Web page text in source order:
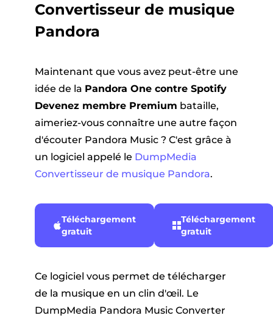
Convertisseur de musique
Pandora
Maintenant que vous avez peut-être une
idée de la Pandora One contre Spotify
Devenez membre Premium bataille,
aimeriez-vous connaître une autre façon
d'écouter Pandora Music ? C'est grâce à
un logiciel appelé le DumpMedia
Convertisseur de musique Pandora.
Téléchargement
gratuit
Téléchargement
gratuit
Ce logiciel vous permet de télécharger
de la musique en un clin d'œil. Le
DumpMedia Pandora Music Converter